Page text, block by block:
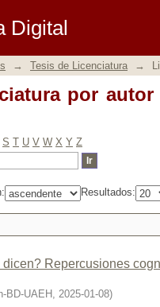
Digital
por autor
→ Tesis de Licenciatura →
por
S T U V W X Y Z
Resultados:
Repercusiones
BD-UAEH , 2025-01-08)